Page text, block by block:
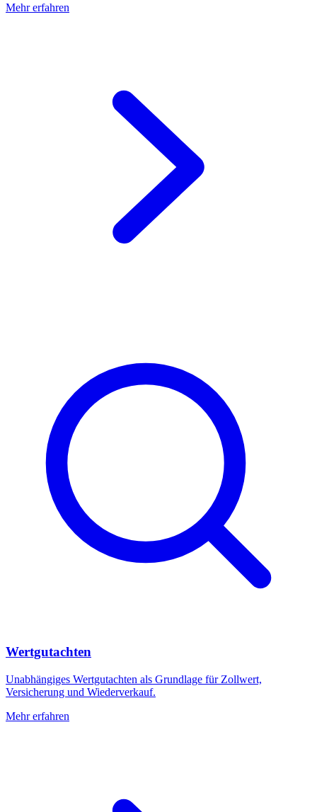
Mehr erfahren
Wertgutachten
Unabhängiges Wertgutachten als Grundlage für Zollwert,
Versicherung und Wiederverkauf.
Mehr erfahren